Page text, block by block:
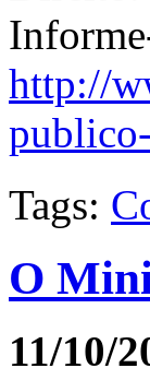
http://
Tags:
O
11/10/